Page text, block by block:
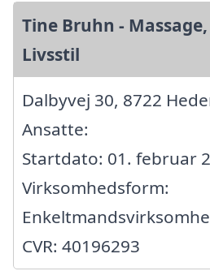
Tine Bruhn -
Livsstil
Dalbyvej 30, 8722
Ansatte:
Startdato: 01. februar
Virksomhedsform:
CVR: 40196293